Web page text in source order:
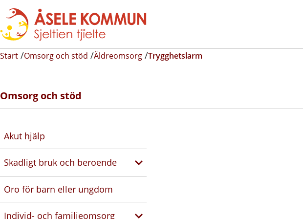
Start Omsorg och stöd Äldreomsorg Trygghetslarm
Omsorg och stöd
Akut hjälp
Skadligt bruk och beroende
Oro för barn eller ungdom
Individ- och familjeomsorg